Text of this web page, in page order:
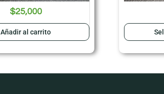
$25,000
Añadir al carrito